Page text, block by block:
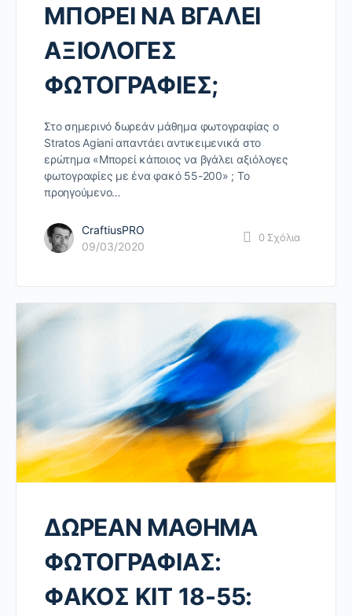
ΜΠΟΡΕΙ ΝΑ ΒΓΑΛΕΙ
ΑΞΙΟΛΟΓΕΣ
ΦΩΤΟΓΡΑΦΙΕΣ;
Στο σημερινό δωρεάν μάθημα φωτογραφίας ο
Stratos Agiani απαντάει αντικειμενικά στο
ερώτημα «Μπορεί κάποιος να βγάλει αξιόλογες
φωτογραφίες με ένα φακό 55-200» ; Το
προηγούμενο…
CraftiusPRO
09/03/2020
0 Σχόλια
ΔΩΡΕΑΝ ΜΑΘΗΜΑ
ΦΩΤΟΓΡΑΦΙΑΣ:
ΦΑΚΟΣ KIT 18-55: